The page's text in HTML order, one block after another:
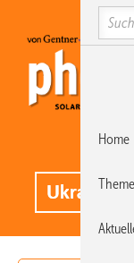
Hauptinhalt
Hauptmenü
SiteSearch
Home